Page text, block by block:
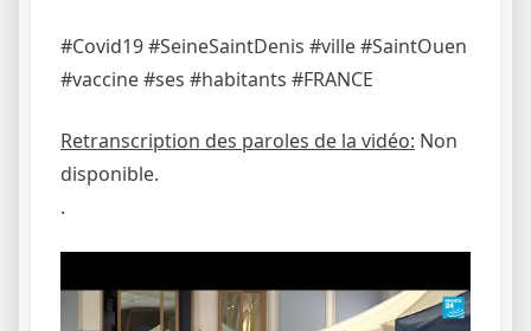
#Covid19 #SeineSaintDenis #ville #SaintOuen
#vaccine #ses #habitants #FRANCE
Retranscription des paroles de la vidéo: Non
disponible.
.